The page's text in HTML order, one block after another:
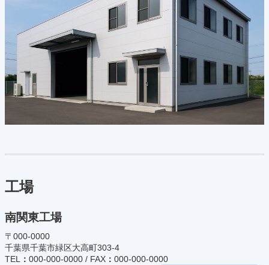
工場
南関東工場
〒000-0000
千葉県千葉市緑区大高町303-4
TEL ： 000-000-0000 / FAX ： 000-000-0000